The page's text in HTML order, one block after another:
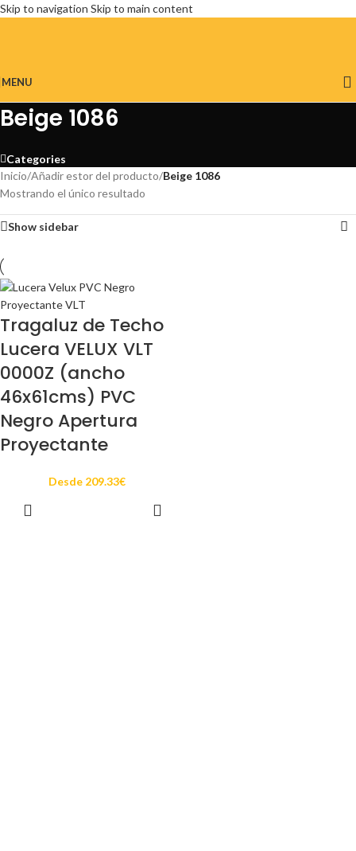
Skip to navigation Skip to main content
MENU
Beige 1086
Categories
Inicio/Añadir estor del producto/Beige 1086
Mostrando el único resultado
Show sidebar
Tragaluz de Techo
Lucera VELUX VLT
0000Z (ancho
46x61cms) PVC
Negro Apertura
Proyectante
Desde 209.33€